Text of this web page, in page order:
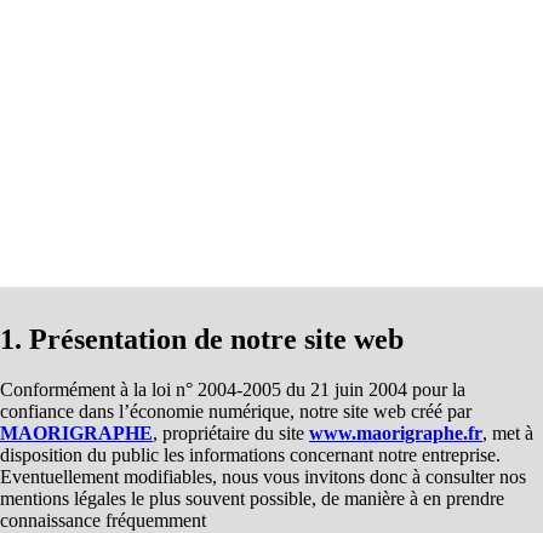
1. Présentation de notre site web
Conformément à la loi n° 2004-2005 du 21 juin 2004 pour la
confiance dans l’économie numérique, notre site web créé par
MAORIGRAPHE, propriétaire du site www.maorigraphe.fr, met à
disposition du public les informations concernant notre entreprise.
Eventuellement modifiables, nous vous invitons donc à consulter nos
mentions légales le plus souvent possible, de manière à en prendre
connaissance fréquemment